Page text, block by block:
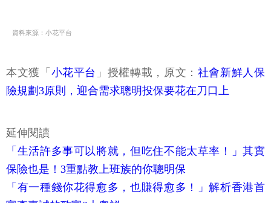
資料來源：小花平台
本文獲「 小花平台 」授權轉載，原文： 社會新鮮人保
險規劃3原則，迎合需求聰明投保要花在刀口上
延伸閱讀
「生活許多事可以將就，但吃住不能太草率！」其實
保險也是！3重點教上班族的你聰明保
「有一種錢你花得愈多，也賺得愈多！」解析香港首